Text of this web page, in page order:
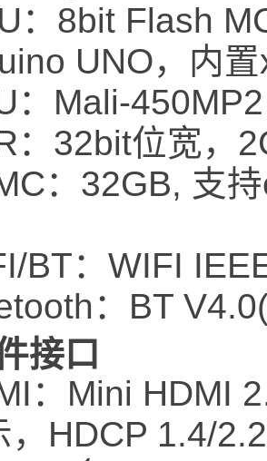
：8bit Flash
UNO，内
：Mali-
：32bit位宽，
：32GB, 支
BT：WIFI
：BT
接口
：Mini HDMI
，HDCP 1.4/